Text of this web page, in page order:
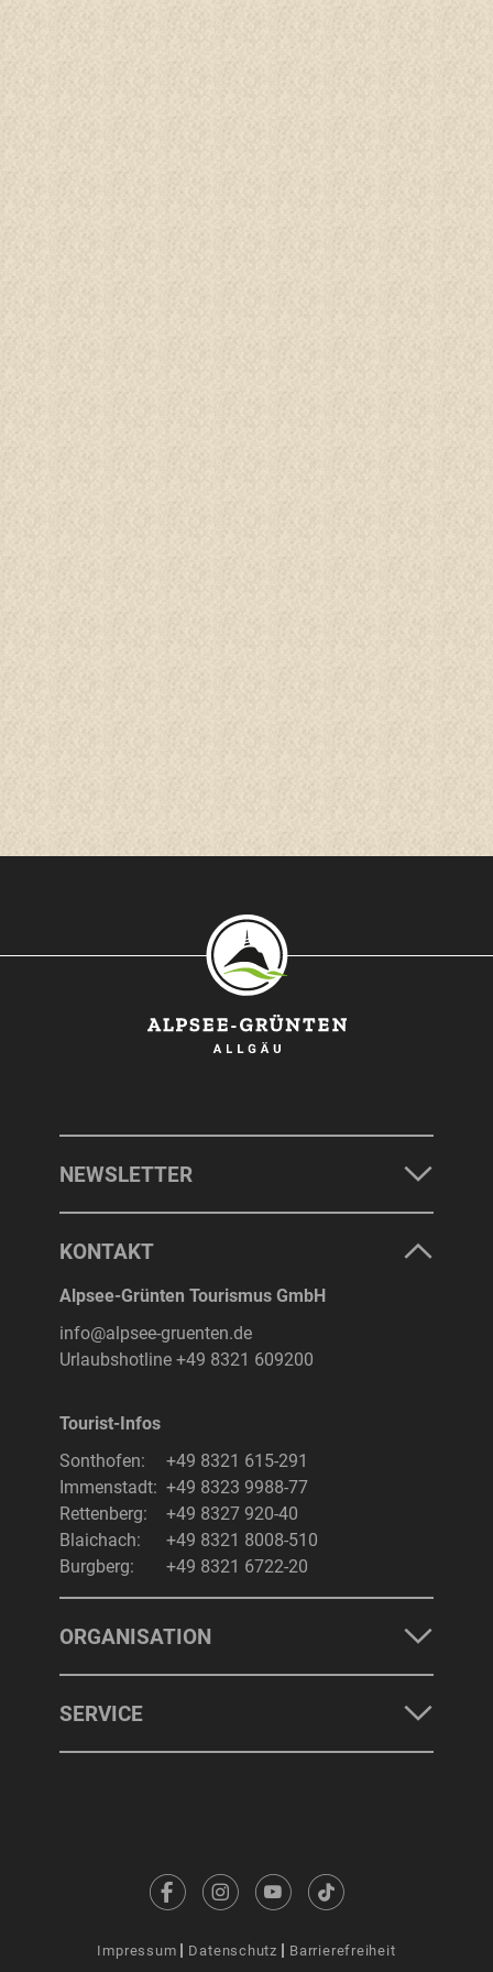
NEWSLETTER
KONTAKT
Alpsee-Grünten Tourismus GmbH
info@alpsee-gruenten.de
Urlaubshotline +49 8321 609200
Tourist-Infos
Sonthofen:
+49 8321 615-291
Immenstadt: +49 8323 9988-77
Rettenberg:
+49 8327 920-40
Blaichach:
+49 8321 8008-510
Burgberg:
+49 8321 6722-20
ORGANISATION
SERVICE
Impressum Datenschutz Barrierefreiheit